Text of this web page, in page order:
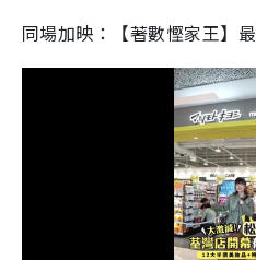
同場加映：【著數慳家王】